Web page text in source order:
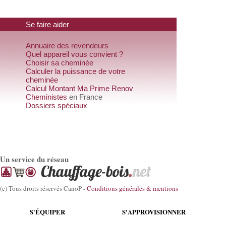
Se faire aider
Annuaire des revendeurs
Quel appareil vous convient ?
Choisir sa cheminée
Calculer la puissance de votre
cheminée
Calcul Montant Ma Prime Renov
Cheministes en France
Dossiers spéciaux
Un service du réseau
(c) Tous droits réservés CanoP -Conditions générales & mentions
S'ÉQUIPER S'APPROVISIONNER